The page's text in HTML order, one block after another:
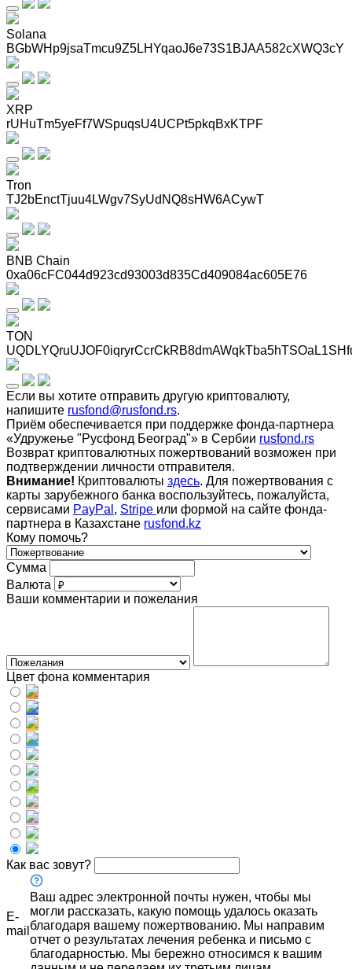
Solana
BGbWHp9jsaTmcu9Z5LHYqaoJ6e73S1BJAA582cXWQ3cY
XRP
rUHuTm5yeFf7WSpuqsU4UCPt5pkqBxKTPF
Tron
TJ2bEnctTjuu4LWgv7SyUdNQ8sHW6ACywT
BNB Chain
0xa06cFC044d923cd93003d835Cd409084ac605E76
TON
Если вы хотите отправить другую криптовалюту,
напишите rusfond@rusfond.rs.
Приём обеспечивается при поддержке фонда-партнера
«Удружење "Русфонд Београд"» в Сербии rusfond.rs
Возврат криптовалютных пожертвований возможен при
подтверждении личности отправителя.
Внимание! Криптовалюты здесь. Для пожертвования с
карты зарубежного банка воспользуйтесь, пожалуйста,
сервисами PayPal , Stripe или формой на сайте фонда-
партнера в Казахстане rusfond.kz
Кому помочь?
Сумма
Валюта
Ваши комментарии и пожелания
Цвет фона комментария
Как вас зовут?
E-
mail
Ваш адрес электронной почты нужен, чтобы мы
могли рассказать, какую помощь удалось оказать
благодаря вашему пожертвованию. Мы направим
отчет о результатах лечения ребенка и письмо с
благодарностью. Мы бережно относимся к вашим